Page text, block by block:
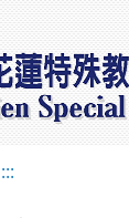
:::